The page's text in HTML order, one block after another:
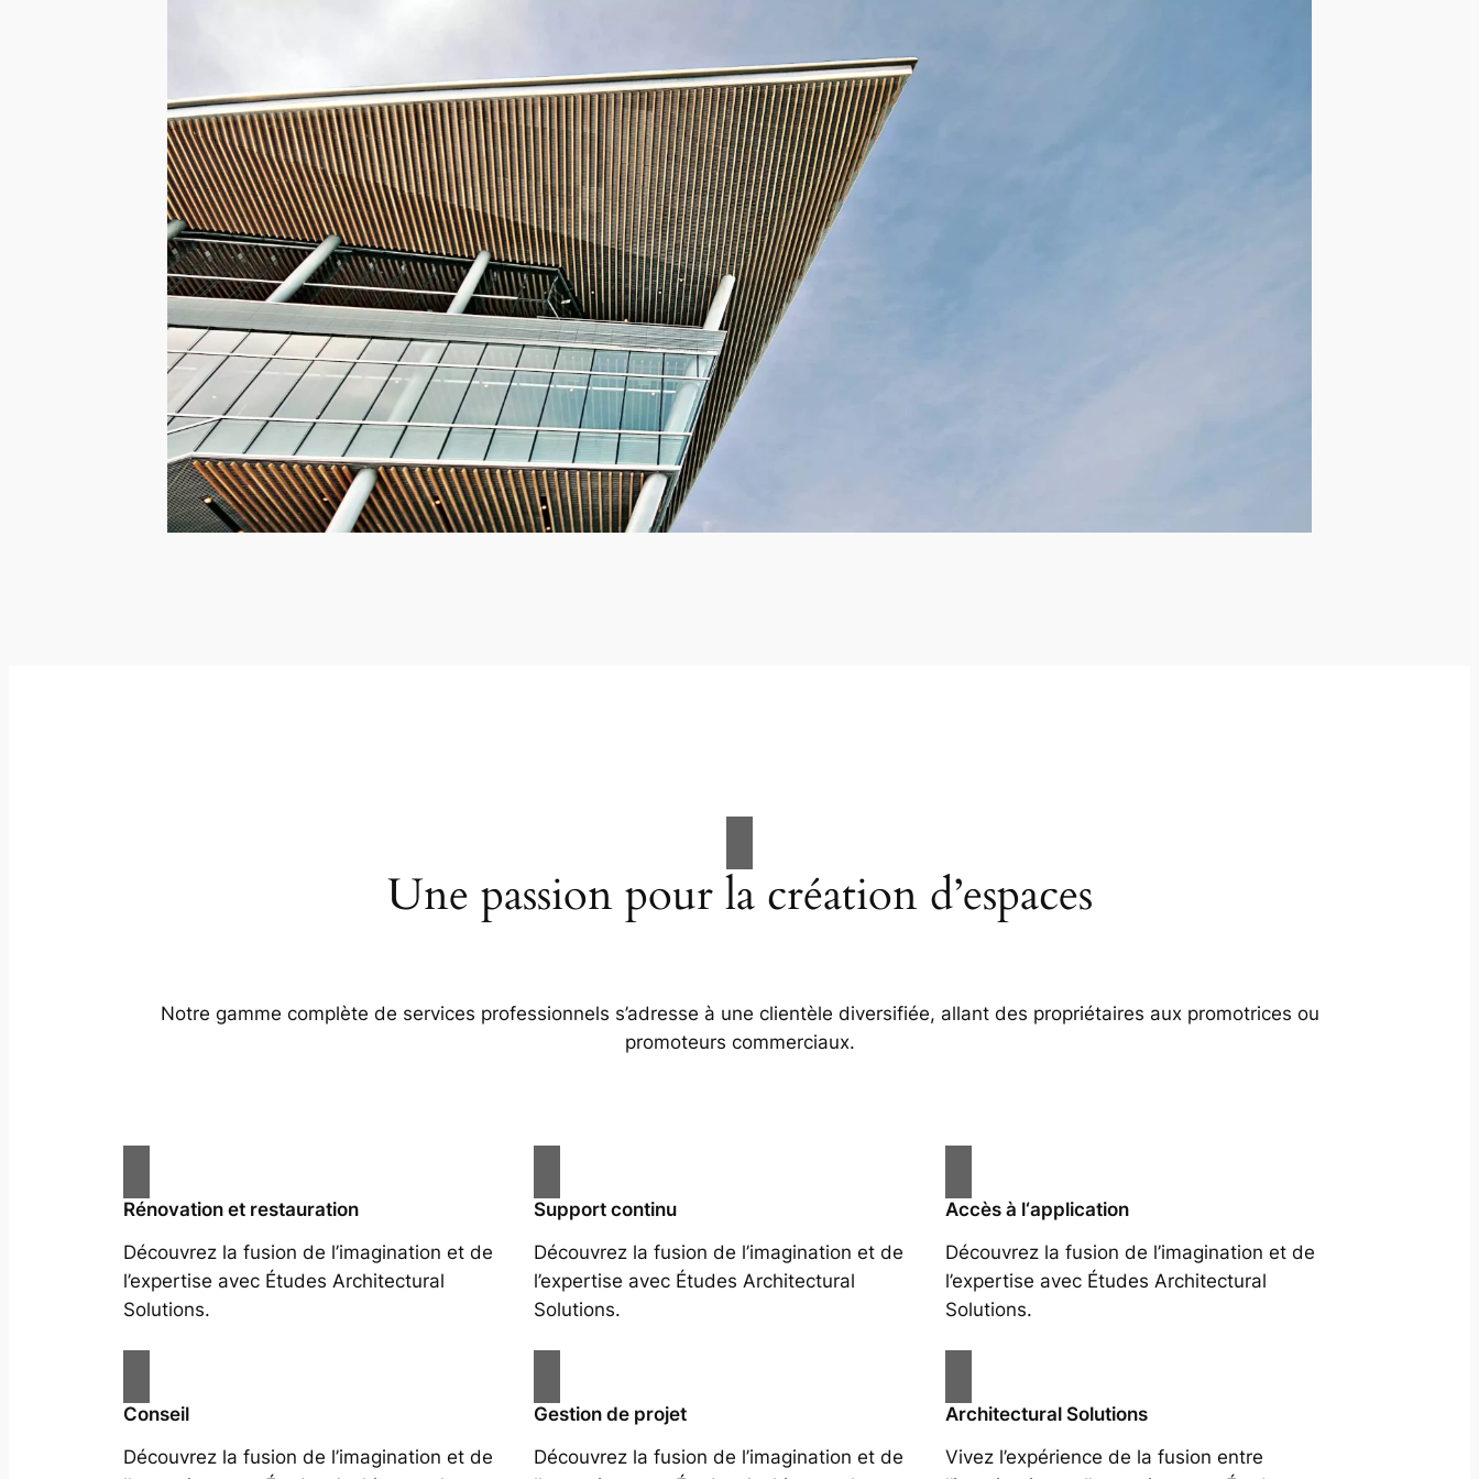
Une passion pour la création d’espaces
Notre gamme complète de services professionnels s’adresse à une clientèle diversifiée, allant des propriétaires aux promotrices ou
promoteurs commerciaux.
Rénovation et restauration
Découvrez la fusion de l’imagination et de
l’expertise avec Études Architectural
Solutions.
Support continu
Découvrez la fusion de l’imagination et de
l’expertise avec Études Architectural
Solutions.
Accès à l‘application
Découvrez la fusion de l’imagination et de
l’expertise avec Études Architectural
Solutions.
Conseil
Découvrez la fusion de l’imagination et de
Gestion de projet
Découvrez la fusion de l’imagination et de
Architectural Solutions
Vivez l’expérience de la fusion entre